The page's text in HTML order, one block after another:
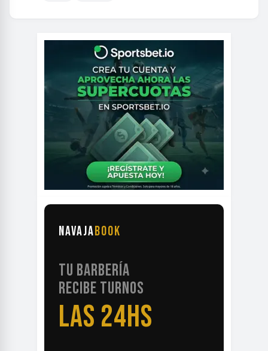
NAVAJABOOK
TU BARBERÍA
RECIBE TURNOS
LAS 24HS